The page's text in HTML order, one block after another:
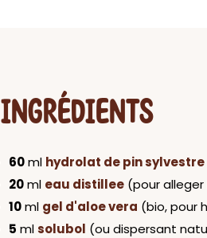
INGRÉDIENTS
60ml hydrolat de pin sylvestre
20ml eau distillee (pour
10ml gel d'aloe vera (bio, pour
5 mlsolubol (ou dispersant